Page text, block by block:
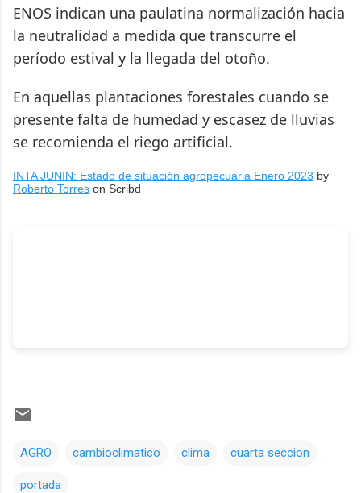
ENOS indican una paulatina normalización hacia
la neutralidad a medida que transcurre el
período estival y la llegada del otoño.
En aquellas plantaciones forestales cuando se
presente falta de humedad y escasez de lluvias
se recomienda el riego artificial.
INTA JUNIN: Estado de situación agropecuaria Enero 2023 by
Roberto Torres on Scribd
AGRO cambioclimatico clima cuarta seccion
portada